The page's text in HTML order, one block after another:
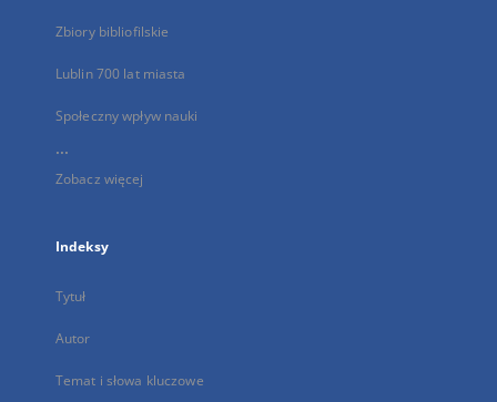
Zbiory bibliofilskie
Lublin 700 lat miasta
Społeczny wpływ nauki
...
Zobacz więcej
Indeksy
Tytuł
Autor
Temat i słowa kluczowe